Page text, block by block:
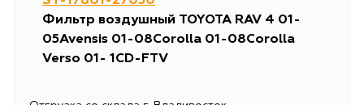
Фильтр воздушный TOYOTA RAV 4 01-
05Avensis 01-08Corolla 01-08Corolla
Verso 01- 1CD-FTV